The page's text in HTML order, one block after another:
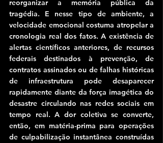
reorganizar a memória pública da
tragédia. E nesse tipo de ambiente, a
velocidade emocional costuma atropelar a
cronologia real dos fatos. A existência de
alertas científicos anteriores, de recursos
federais destinados à prevenção, de
contratos assinados ou de falhas históricas
de infraestrutura pode desaparecer
rapidamente diante da força imagética do
desastre circulando nas redes sociais em
tempo real. A dor coletiva se converte,
então, em matéria-prima para operações
de culpabilização instantânea construídas